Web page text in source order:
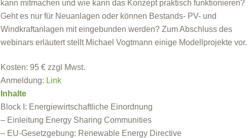
kann mitmachen und wie kann das Konzept praktisch funktionieren?
Geht es nur für Neuanlagen oder können Bestands- PV- und
Windkraftanlagen mit eingebunden werden? Zum Abschluss des
webinars erläutert stellt Michael Vogtmann einige Modellprojekte vor.
Kosten: 95 € zzgl Mwst.
Anmeldung: Link
Inhalte
Block I: Energiewirtschaftliche Einordnung
– Einleitung Energy Sharing Communities
– EU-Gesetzgebung: Renewable Energy Directive